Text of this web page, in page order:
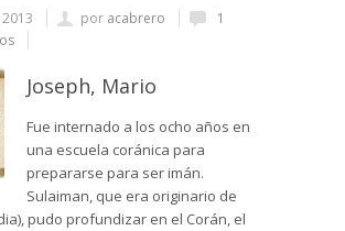
por acabrero
1
Joseph, Mario
Fue internado a los ocho años en
una escuela coránica para
prepararse para ser imán.
Sulaiman, que era originario de
pudo profundizar en el Corán, el